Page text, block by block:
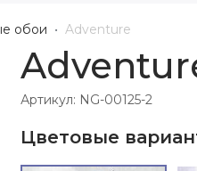
обои Adventure
Артикул: NG-00125-2
Цветовые